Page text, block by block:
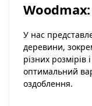
Woodmax:
У нас
деревини,
різних розмірів
оптимальний
оздоблення.